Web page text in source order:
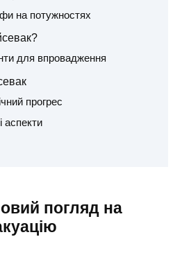
на потужностях
для впровадження
прогрес
аспекти
погляд на